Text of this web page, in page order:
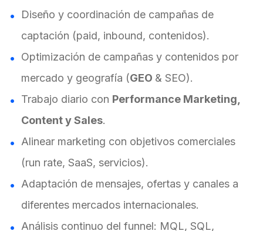
Diseño y coordinación de campañas de
captación (paid, inbound, contenidos).
Optimización de campañas y contenidos por
mercado y geografía (GEO & SEO).
Trabajo diario con Performance Marketing,
Content y Sales.
Alinear marketing con objetivos comerciales
(run rate, SaaS, servicios).
Adaptación de mensajes, ofertas y canales a
diferentes mercados internacionales.
Análisis continuo del funnel: MQL, SQL,